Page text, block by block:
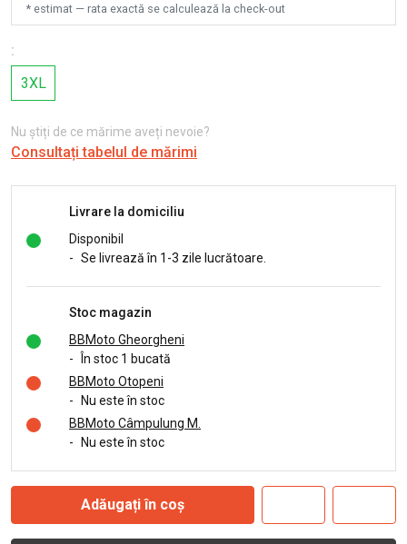
* estimat — rata exactă se calculează la check-out
:
3XL
Nu știți de ce mărime aveți nevoie?
Consultați tabelul de mărimi
Livrare la domiciliu
Disponibil
- Se livrează în 1-3 zile lucrătoare.
Stoc magazin
BBMoto Gheorgheni
-
În stoc 1 bucată
BBMoto Otopeni
-
Nu este în stoc
BBMoto Câmpulung M.
-
Nu este în stoc
Adăugați în coș